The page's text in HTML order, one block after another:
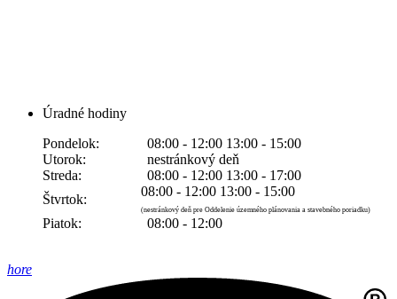
Úradné hodiny
Pondelok:
08:00 - 12:00 13:00 - 15:00
Utorok:
nestránkový deň
Streda:
08:00 - 12:00 13:00 - 17:00
Štvrtok:
08:00 - 12:00 13:00 - 15:00
(nestránkový deň pre Oddelenie územného plánovania a stavebného poriadku)
Piatok: 08:00 - 12:00
hore